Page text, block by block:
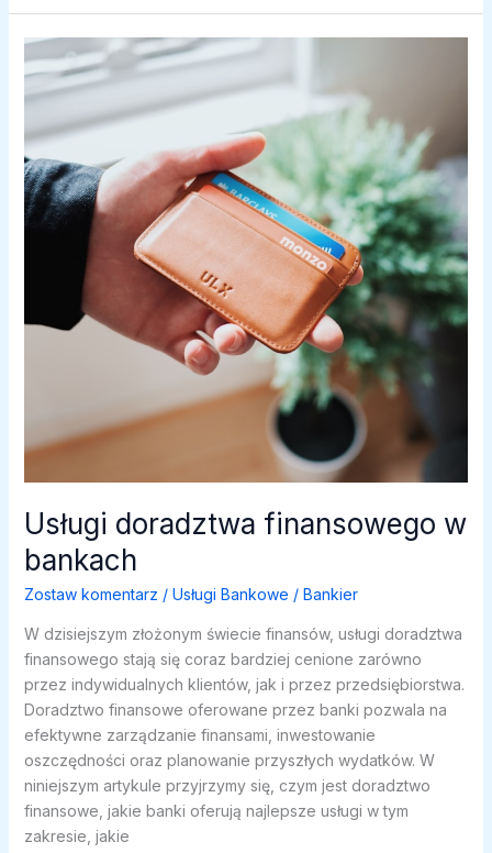
dla
osób
z
niepełnosprawnościami
Usługi doradztwa finansowego w
bankach
Zostaw komentarz / Usługi Bankowe / Bankier
W dzisiejszym złożonym świecie finansów, usługi doradztwa
finansowego stają się coraz bardziej cenione zarówno
przez indywidualnych klientów, jak i przez przedsiębiorstwa.
Doradztwo finansowe oferowane przez banki pozwala na
efektywne zarządzanie finansami, inwestowanie
oszczędności oraz planowanie przyszłych wydatków. W
niniejszym artykule przyjrzymy się, czym jest doradztwo
finansowe, jakie banki oferują najlepsze usługi w tym
zakresie, jakie